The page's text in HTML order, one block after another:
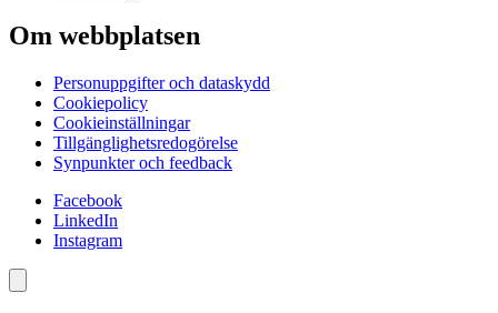
Om webbplatsen
Personuppgifter och dataskydd
Cookiepolicy
Cookieinställningar
Tillgänglighetsredogörelse
Synpunkter och feedback
Facebook
LinkedIn
Instagram